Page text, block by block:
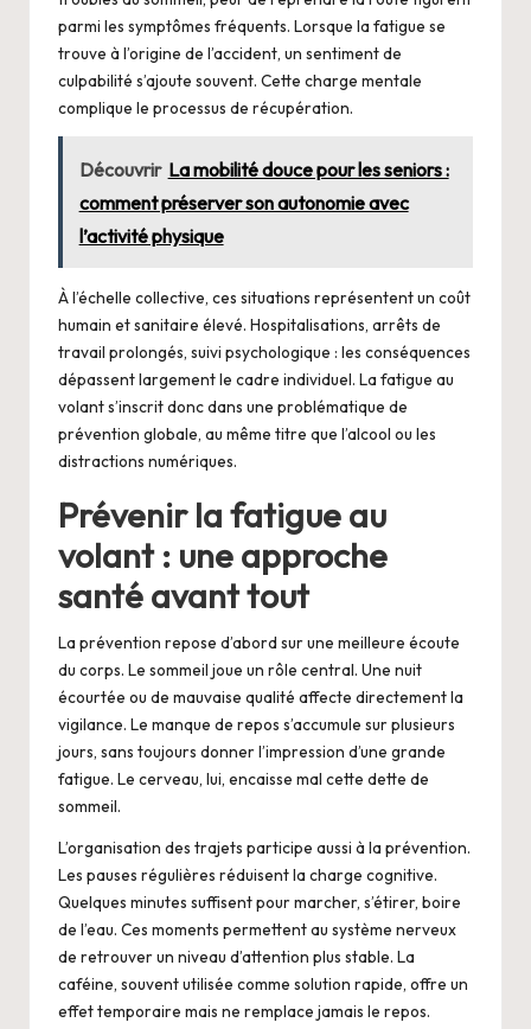
parmi les symptômes fréquents. Lorsque la fatigue se
trouve à l’origine de l’accident, un sentiment de
culpabilité s’ajoute souvent. Cette charge mentale
complique le processus de récupération.
Découvrir La mobilité douce pour les seniors :
comment préserver son autonomie avec
l’activité physique
À l’échelle collective, ces situations représentent un coût
humain et sanitaire élevé. Hospitalisations, arrêts de
travail prolongés, suivi psychologique : les conséquences
dépassent largement le cadre individuel. La fatigue au
volant s’inscrit donc dans une problématique de
prévention globale, au même titre que l’alcool ou les
distractions numériques.
Prévenir la fatigue au
volant : une approche
santé avant tout
La prévention repose d’abord sur une meilleure écoute
du corps. Le sommeil joue un rôle central. Une nuit
écourtée ou de mauvaise qualité affecte directement la
vigilance. Le manque de repos s’accumule sur plusieurs
jours, sans toujours donner l’impression d’une grande
fatigue. Le cerveau, lui, encaisse mal cette dette de
sommeil.
L’organisation des trajets participe aussi à la prévention.
Les pauses régulières réduisent la charge cognitive.
Quelques minutes suffisent pour marcher, s’étirer, boire
de l’eau. Ces moments permettent au système nerveux
de retrouver un niveau d’attention plus stable. La
caféine, souvent utilisée comme solution rapide, offre un
effet temporaire mais ne remplace jamais le repos.